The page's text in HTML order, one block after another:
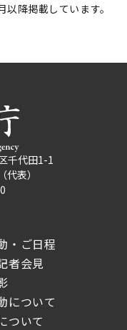
降掲載しています。
千代田1-1
表）
・ご日程
者会見
について
ついて